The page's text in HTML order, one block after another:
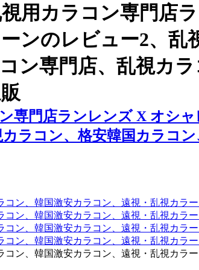
用カラコン専門店
ンのレビュー2、乱
ン専門店、乱視カ
専門店ランレンズ X オシ
ラコン、格安韓国カラコ
ン、韓国激安カラコン、遠視・乱視カラ
ン、韓国激安カラコン、遠視・乱視カラ
ン、韓国激安カラコン、遠視・乱視カラ
ン、韓国激安カラコン、遠視・乱視カラ
ン、韓国激安カラコン、遠視・乱視カラ